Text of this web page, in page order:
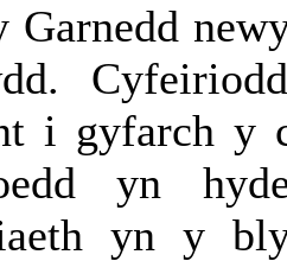
Garnedd
i gyfarch y
yn
yn y